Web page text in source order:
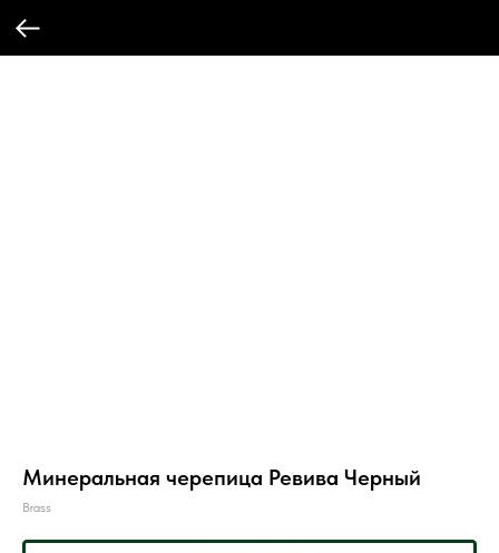
Минеральная черепица Ревива Черный
Brass